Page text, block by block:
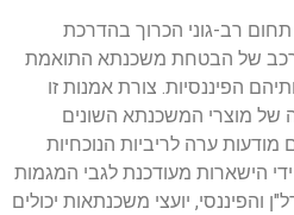
תחום רב-גוני הכרוך בהדרכת
של הבטחת משכנתא התואמת
הפיננסיות. צורת אמנות זו
של מוצרי המשכנתא השונים
מודעות ערה לריביות הנוכחיות
ידי הישארות מעודכנת לגבי המגמות
והפיננסי, יועצי משכנתאות יכולים